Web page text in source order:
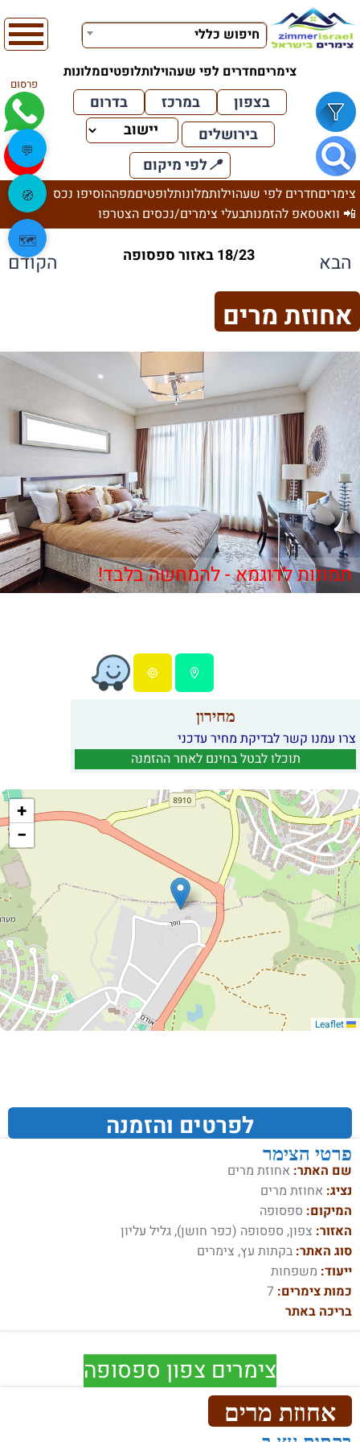
חיפוש כללי
צימריםחדרים לפי שעהוילותלופטיםמלונות
פרסום
בצפון במרכז
בדרום
בירושלים
📍לפי מיקום
צימריםחדרים לפי שעהוילותמלונותלופטיםמפההוסיפו נכס
📲 וואטסאפ להזמנותבעלי צימרים/נכסים הצטרפו
הבא 18/23 באזור ספסופה הקודם
אחוזת מרים
תמונות לדוגמא - להמחשה בלבד!
מחירון
צרו עמנו קשר לבדיקת מחיר עדכני
תוכלו לבטל בחינם לאחר ההזמנה
+
−
לפרטים והזמנה
פרטי הצימר
שם האתר: אחוזת מרים
נציג: אחוזת מרים
המיקום: ספסופה
האזור: צפון, ספסופה (כפר חושן), גליל עליון
סוג האתר: בקתות עץ, צימרים
ייעוד: משפחות
כמות צימרים: 7
בריכה באתר
צימרים צפון ספסופה
אחוזת מרים
💬
🧭
🗺️